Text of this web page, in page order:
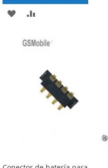
ADICIONAR
LISTA
DESEJOS
COMPARAÇÃO